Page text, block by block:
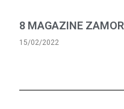
8 MAGAZINE
15/02/2022